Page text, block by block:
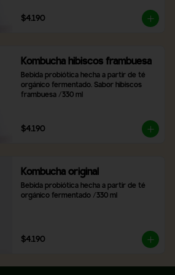
$4.190
Kombucha hibiscos frambuesa
Bebida probiótica hecha a partir de té
orgánico fermentado. Sabor hibiscos
frambuesa /330 ml
$4.190
Kombucha original
Bebida probiótica hecha a partir de té
orgánico fermentado /330 ml
$4.190